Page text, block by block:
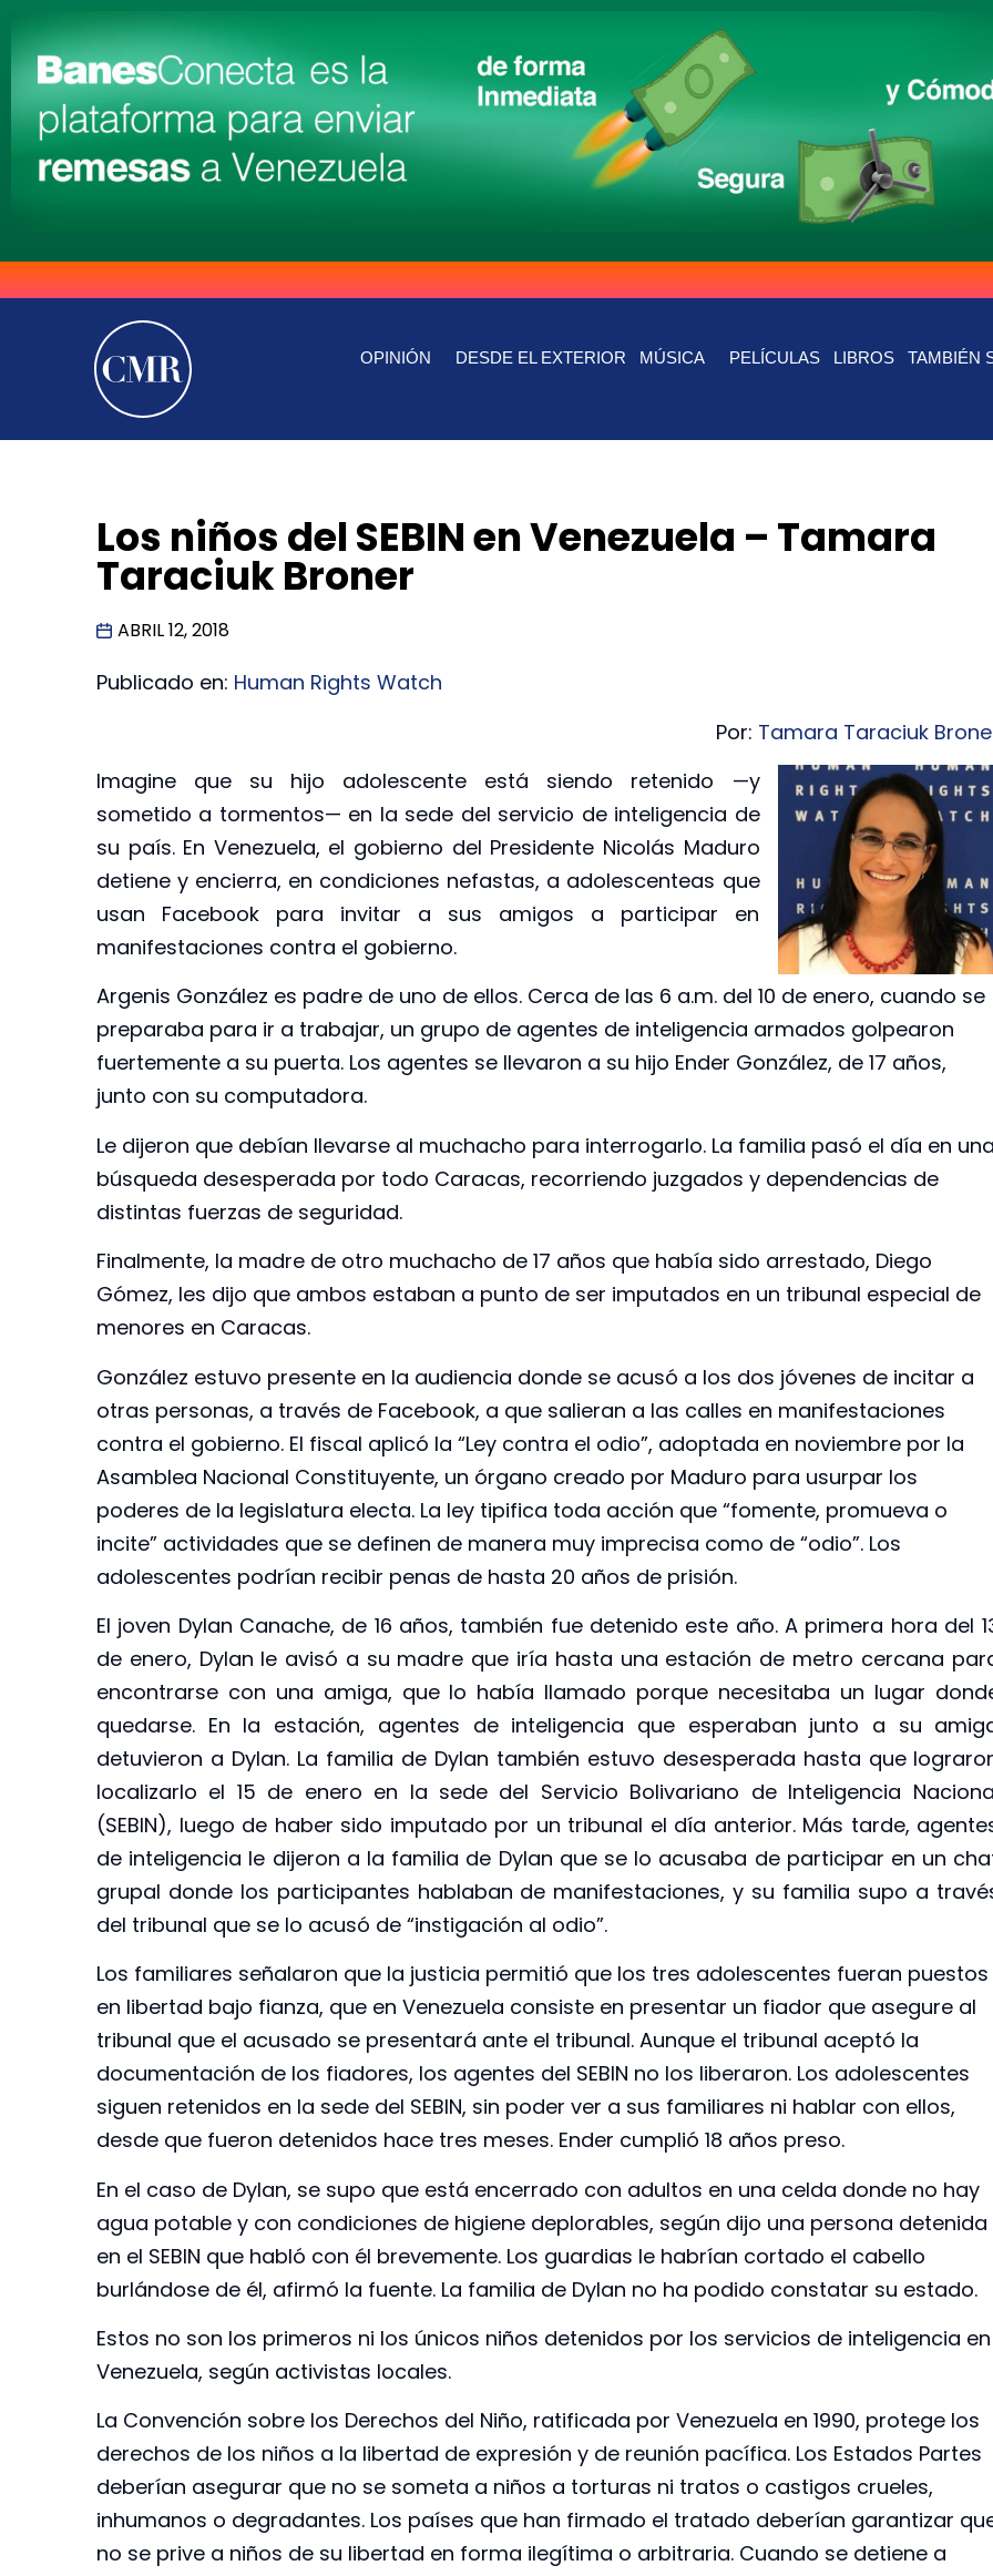
OPINIÓN DESDE EL EXTERIOR MÚSICA PELÍCULAS LIBROS TAMBIÉN
Los niños del SEBIN en Venezuela – Tamara
Taraciuk Broner
ABRIL 12, 2018
Publicado en: Human Rights Watch
Por: Tamara Taraciuk
Imagine que su hijo adolescente está siendo retenido —y
sometido a tormentos— en la sede del servicio de inteligencia de
su país. En Venezuela, el gobierno del Presidente Nicolás Maduro
detiene y encierra, en condiciones nefastas, a adolescenteas que
usan Facebook para invitar a sus amigos a participar en
manifestaciones contra el gobierno.
Argenis González es padre de uno de ellos. Cerca de las 6 a.m. del 10 de enero, cuando se
preparaba para ir a trabajar, un grupo de agentes de inteligencia armados golpearon
fuertemente a su puerta. Los agentes se llevaron a su hijo Ender González, de 17 años,
junto con su computadora.
Le dijeron que debían llevarse al muchacho para interrogarlo. La familia pasó el día en una
búsqueda desesperada por todo Caracas, recorriendo juzgados y dependencias de
distintas fuerzas de seguridad.
Finalmente, la madre de otro muchacho de 17 años que había sido arrestado, Diego
Gómez, les dijo que ambos estaban a punto de ser imputados en un tribunal especial de
menores en Caracas.
González estuvo presente en la audiencia donde se acusó a los dos jóvenes de incitar a
otras personas, a través de Facebook, a que salieran a las calles en manifestaciones
contra el gobierno. El fiscal aplicó la “Ley contra el odio”, adoptada en noviembre por la
Asamblea Nacional Constituyente, un órgano creado por Maduro para usurpar los
poderes de la legislatura electa. La ley tipifica toda acción que “fomente, promueva o
incite” actividades que se definen de manera muy imprecisa como de “odio”. Los
adolescentes podrían recibir penas de hasta 20 años de prisión.
El joven Dylan Canache, de 16 años, también fue detenido este año. A primera hora del
de enero, Dylan le avisó a su madre que iría hasta una estación de metro cercana
encontrarse con una amiga, que lo había llamado porque necesitaba un lugar
quedarse. En la estación, agentes de inteligencia que esperaban junto a su
detuvieron a Dylan. La familia de Dylan también estuvo desesperada hasta que
localizarlo el 15 de enero en la sede del Servicio Bolivariano de Inteligencia
(SEBIN), luego de haber sido imputado por un tribunal el día anterior. Más tarde,
de inteligencia le dijeron a la familia de Dylan que se lo acusaba de participar en un
grupal donde los participantes hablaban de manifestaciones, y su familia supo a
del tribunal que se lo acusó de “instigación al odio”.
Los familiares señalaron que la justicia permitió que los tres adolescentes fueran puestos
en libertad bajo fianza, que en Venezuela consiste en presentar un fiador que asegure al
tribunal que el acusado se presentará ante el tribunal. Aunque el tribunal aceptó la
documentación de los fiadores, los agentes del SEBIN no los liberaron. Los adolescentes
siguen retenidos en la sede del SEBIN, sin poder ver a sus familiares ni hablar con ellos,
desde que fueron detenidos hace tres meses. Ender cumplió 18 años preso.
En el caso de Dylan, se supo que está encerrado con adultos en una celda donde no hay
agua potable y con condiciones de higiene deplorables, según dijo una persona detenida
en el SEBIN que habló con él brevemente. Los guardias le habrían cortado el cabello
burlándose de él, afirmó la fuente. La familia de Dylan no ha podido constatar su estado.
Estos no son los primeros ni los únicos niños detenidos por los servicios de inteligencia en
Venezuela, según activistas locales.
La Convención sobre los Derechos del Niño, ratificada por Venezuela en 1990, protege los
derechos de los niños a la libertad de expresión y de reunión pacífica. Los Estados Partes
deberían asegurar que no se someta a niños a torturas ni tratos o castigos crueles,
inhumanos o degradantes. Los países que han firmado el tratado deberían garantizar
no se prive a niños de su libertad en forma ilegítima o arbitraria. Cuando se detiene a